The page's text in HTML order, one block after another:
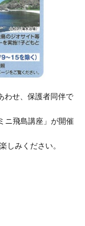
わせ、保護者同伴で
ニ飛島講座」が開催
しみください。